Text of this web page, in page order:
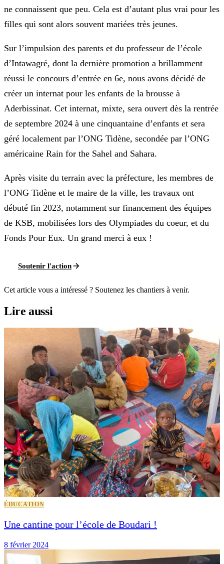
ne connaissent que peu. Cela est d’autant plus vrai pour les
filles qui sont alors souvent mariées très jeunes.
Sur l’impulsion des parents et du professeur de l’école
d’Intawagré, dont la dernière promotion a brillamment
réussi le concours d’entrée en 6e, nous avons décidé de
créer un internat pour les enfants de la brousse à
Aderbissinat. Cet internat, mixte, sera ouvert dès la rentrée
de septembre 2024 à une cinquantaine d’enfants et sera
géré localement par l’ONG Tidène, secondée par l’ONG
américaine Rain for the Sahel and Sahara.
Après visite du terrain avec la préfecture, les membres de
l’ONG Tidène et le maire de la ville, les travaux ont
débuté fin 2023, notamment sur financement des équipes
de KSB, mobilisées lors des Olympiades du coeur, et du
Fonds Pour Eux. Un grand merci à eux !
Soutenir l'action
Cet article vous a intéressé ? Soutenez les chantiers à venir.
Lire aussi
ÉDUCATION
Une cantine pour l’école de Boudari !
8 février 2024